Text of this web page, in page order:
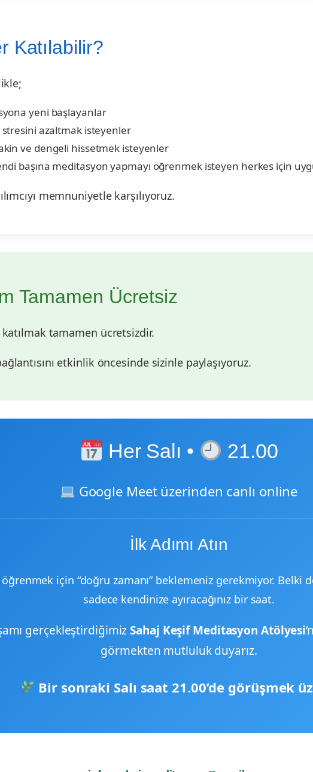
Katılabilir?
yeni başlayanlar
azaltmak isteyenler
ve dengeli hissetmek isteyenler
başına meditasyon yapmayı öğrenmek isteyen herkes için
memnuniyetle karşılıyoruz.
Tamamen Ücretsiz
tamamen ücretsizdir.
etkinlik öncesinde sizinle paylaşıyoruz.
Her Salı • 21.00
Google Meet üzerinden canlı online
İlk Adımı Atın
için “doğru zamanı” beklemeniz gerekmiyor. Belki
sadece kendinize ayıracağınız bir saat.
gerçekleştirdiğimizSahaj Keşif Meditasyon Atölyesi
görmekten mutluluk duyarız.
Bir sonraki Salı saat 21.00’de görüşmek